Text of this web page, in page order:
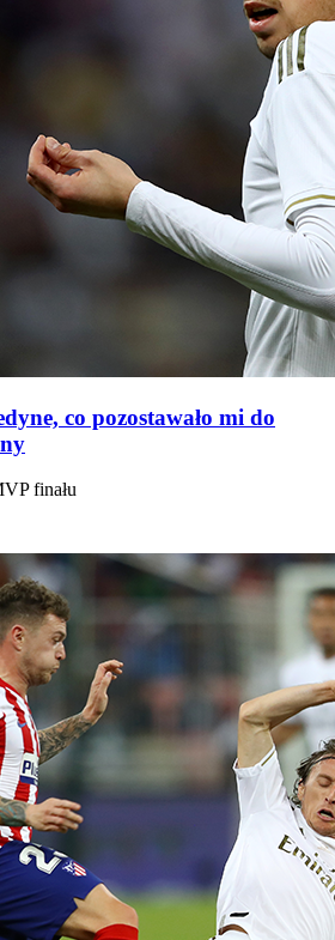
co pozostawało mi do
finału